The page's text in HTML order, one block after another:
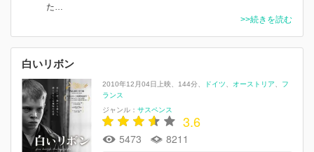
た…
>>続きを読む
白いリボン
2010年12月04日上映 144分 ドイツ オーストリア
フ
ランス
ジャンル： サスペンス
3.6
5473 8211